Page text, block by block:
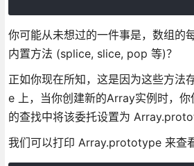
你可能从未想过的一件事是，数组的
内置方法 (splice, slice, pop 等)？
正如你现在所知，这是因为这些方
e 上，当你创建新的Array实例时，
的查找中将该委托设置为
我们可以打印 Array.prototype 来查